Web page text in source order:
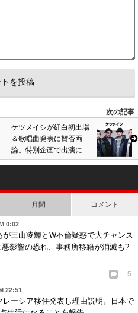
次の記事
ケツメイシが紅白初出場
＆歌唱曲発表に賛否両
論。特別企画で出演にフ
ァン歓喜、今更なぜ?の
月間 コメント
0:02
三山凌輝とW不倫疑惑で大チャンス
影響の恐れ、事務所移籍が消滅も?
5
22:51
レーシア移住発表し理由説明。日本で